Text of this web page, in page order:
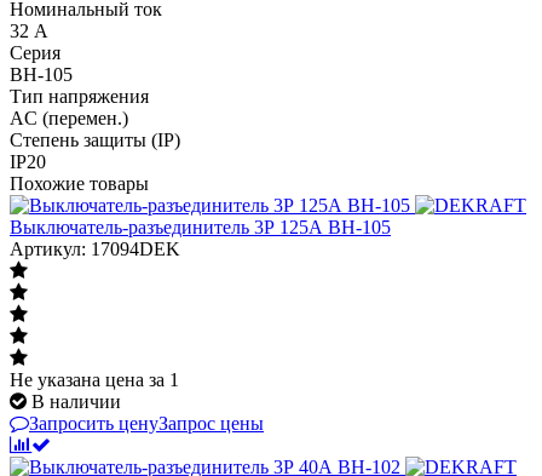
Номинальный ток
32 А
Серия
ВН-105
Тип напряжения
AC (перемен.)
Степень защиты (IP)
IP20
Похожие товары
Выключатель-разъединитель 3Р 125А ВН-105
Артикул: 17094DEK
Не указана цена за 1
В наличии
Запросить ценуЗапрос цены